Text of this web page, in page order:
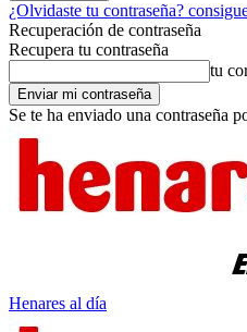
¿Olvidaste tu contraseña?
Recuperación de contraseña
Recupera tu contraseña
tu
Se te ha enviado una contraseña
Henares al día